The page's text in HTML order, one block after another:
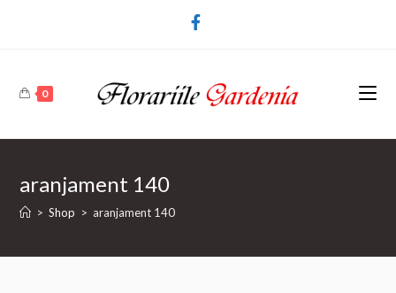
0
aranjament 140
> Shop > aranjament 140